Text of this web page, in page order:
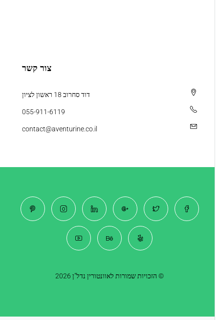
צור קשר
דוד סחרוב 18 ראשון לציון
055-911-6119
contact@aventurine.co.il
© הזכויות שמורות לאוונטורין נדל"ן 2026